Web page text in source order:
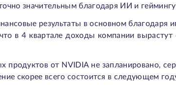
значительным благодаря ИИ и
результаты в основном благодаря
в 4 квартале доходы компании
от NVIDIA не запланировано,
скорее всего состоится в следующем